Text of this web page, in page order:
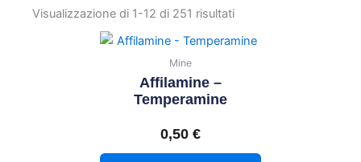
Visualizzazione di 1-12 di 251 risultati
Mine
Affilamine –
Temperamine
0,50 €